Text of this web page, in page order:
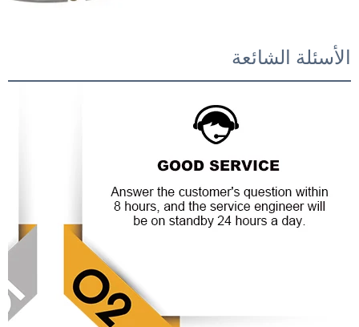
الأسئلة الشائعة